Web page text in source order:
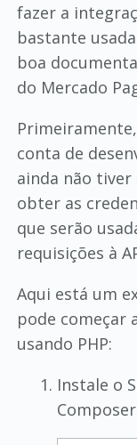
fazer a
bastante
boa
do Mercado
conta de
ainda não tiver
obter as
que serão
requisições à
Aqui está um
pode começar
usando PHP:
Instale o